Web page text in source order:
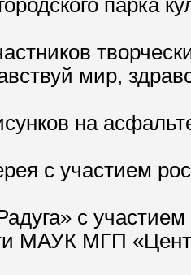
парка
мир,
на
с участием
с
МАУК МГП